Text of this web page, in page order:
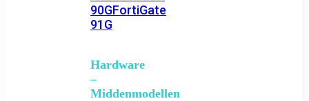
90GFortiGate
91G
Hardware
–
Middenmodellen